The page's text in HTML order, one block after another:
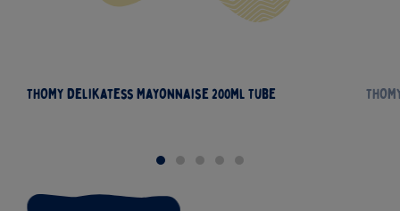
THOMY Delikatess Mayonnaise 200ml Tube